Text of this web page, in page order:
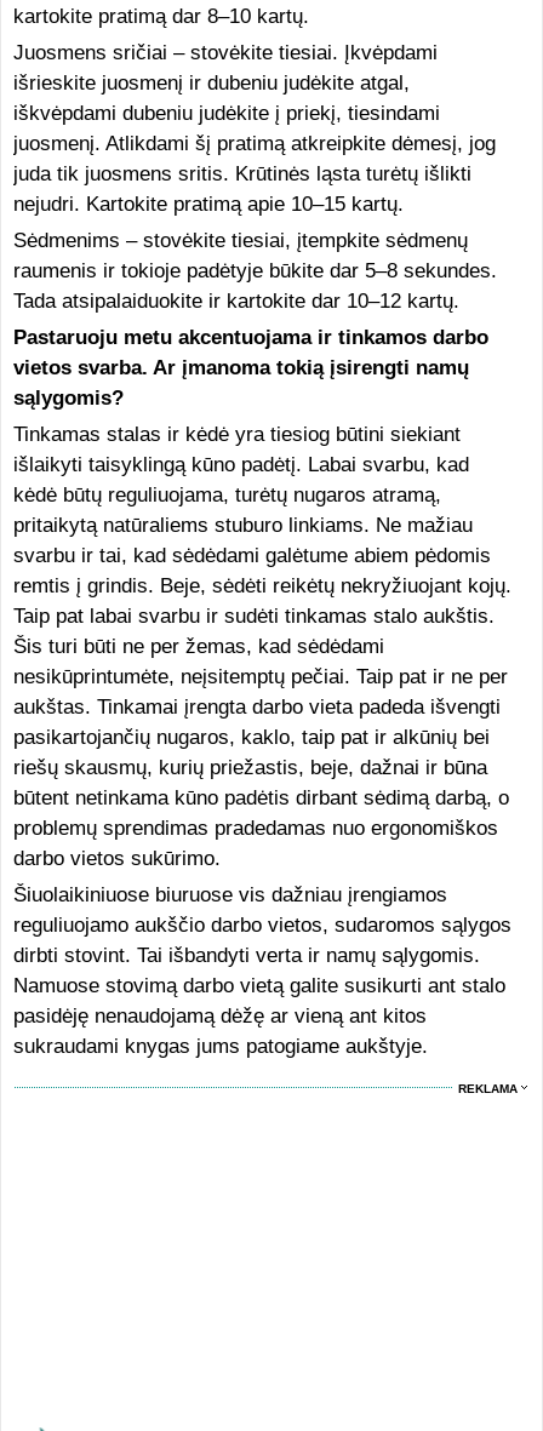
kartokite pratimą dar 8–10 kartų.
Juosmens sričiai – stovėkite tiesiai. Įkvėpdami
išrieskite juosmenį ir dubeniu judėkite atgal,
iškvėpdami dubeniu judėkite į priekį, tiesindami
juosmenį. Atlikdami šį pratimą atkreipkite dėmesį, jog
juda tik juosmens sritis. Krūtinės ląsta turėtų išlikti
nejudri. Kartokite pratimą apie 10–15 kartų.
Sėdmenims – stovėkite tiesiai, įtempkite sėdmenų
raumenis ir tokioje padėtyje būkite dar 5–8 sekundes.
Tada atsipalaiduokite ir kartokite dar 10–12 kartų.
Pastaruoju metu akcentuojama ir tinkamos darbo
vietos svarba. Ar įmanoma tokią įsirengti namų
sąlygomis?
Tinkamas stalas ir kėdė yra tiesiog būtini siekiant
išlaikyti taisyklingą kūno padėtį. Labai svarbu, kad
kėdė būtų reguliuojama, turėtų nugaros atramą,
pritaikytą natūraliems stuburo linkiams. Ne mažiau
svarbu ir tai, kad sėdėdami galėtume abiem pėdomis
remtis į grindis. Beje, sėdėti reikėtų nekryžiuojant kojų.
Taip pat labai svarbu ir sudėti tinkamas stalo aukštis.
Šis turi būti ne per žemas, kad sėdėdami
nesikūprintumėte, neįsitemptų pečiai. Taip pat ir ne per
aukštas. Tinkamai įrengta darbo vieta padeda išvengti
pasikartojančių nugaros, kaklo, taip pat ir alkūnių bei
riešų skausmų, kurių priežastis, beje, dažnai ir būna
būtent netinkama kūno padėtis dirbant sėdimą darbą, o
problemų sprendimas pradedamas nuo ergonomiškos
darbo vietos sukūrimo.
Šiuolaikiniuose biuruose vis dažniau įrengiamos
reguliuojamo aukščio darbo vietos, sudaromos sąlygos
dirbti stovint. Tai išbandyti verta ir namų sąlygomis.
Namuose stovimą darbo vietą galite susikurti ant stalo
pasidėję nenaudojamą dėžę ar vieną ant kitos
sukraudami knygas jums patogiame aukštyje.
REKLAMA